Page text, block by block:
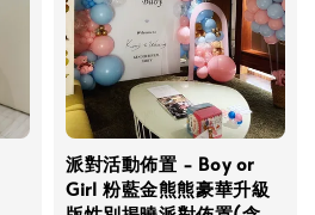
派對活動佈置 - Boy or
Girl 粉藍金熊熊豪華升級